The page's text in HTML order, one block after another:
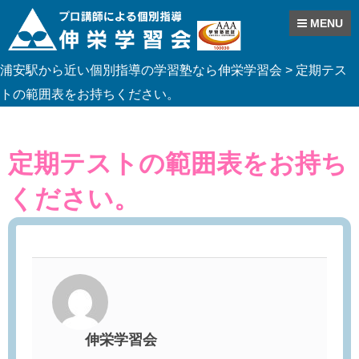
Skip
to
content
MENU
浦安駅から近い個別指導の学習塾なら伸栄学習会 > 定期テス
トの範囲表をお持ちください。
定期テストの範囲表をお持ち
ください。
伸栄学習会